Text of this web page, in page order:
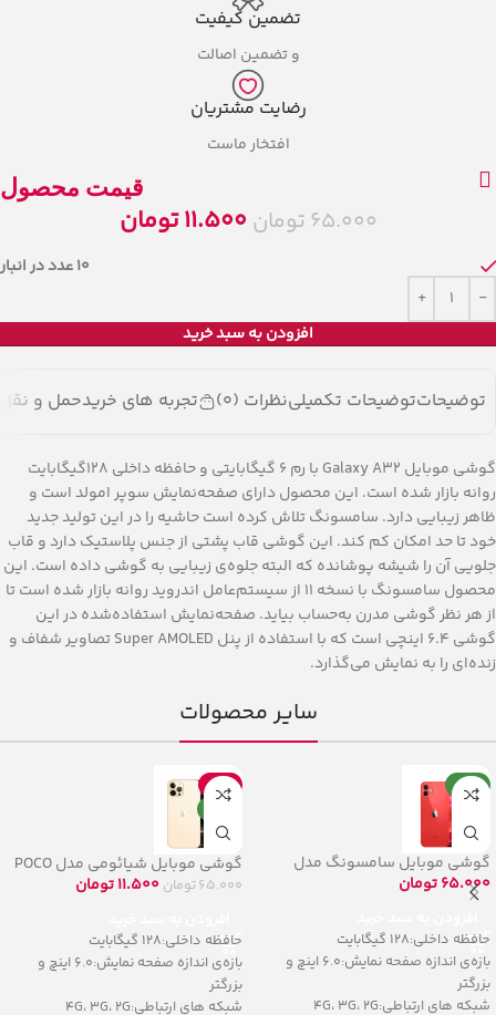
تضمین کیفیت
و تضمین اصالت
رضایت مشتریان
افتخار ماست
قیمت محصول
65.000 تومان 11.500تومان
10 عدد در انبار
افزودن به سبد خرید
توضیحاتتوضیحات تکمیلینظرات (0) تجربه های خریدحمل و نقل
گوشی موبایل Galaxy A32 با رم 6 گیگابایتی و حافظه داخلی 128گیگابایت
روانه بازار شده است. این محصول دارای صفحه‌نمایش سوپر امولد است و
ظاهر زیبایی دارد. سامسونگ تلاش کرده است حاشیه را در این تولید جدید
خود تا حد امکان کم کند. این گوشی قاب پشتی از جنس پلاستیک دارد و قاب
جلویی آن را شیشه پوشانده که البته جلوه‌ی زیبایی به گوشی داده است. این
محصول سامسونگ با نسخه 11 از سیستم‌عامل اندروید روانه بازار شده است تا
از هر نظر گوشی مدرن به‌حساب بیاید. صفحه‌نمایش استفاده‌شده در این
گوشی 6.4 اینچی است که با استفاده از پنل Super AMOLED تصاویر شفاف و
زنده‌ای را به نمایش می‌گذارد.
سایر محصولات
جدید
گوشی موبایل سامسونگ مدل
Galaxy A32 5G
65.000تومان
حافظه داخلی:128 گیگابایت
بازه‌ی اندازه صفحه نمایش:6.0 اینچ و
بزرگتر
شبکه های ارتباطی:4G، 3G، 2G
حراج
گوشی موبایل شیائومی مدل POCO
F3 5G
65.000تومان 11.500تومان
حافظه داخلی:128 گیگابایت
بازه‌ی اندازه صفحه نمایش:6.0 اینچ و
بزرگتر
شبکه های ارتباطی:4G، 3G، 2G